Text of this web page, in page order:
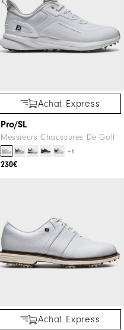
Achat Express
Pro/SL
Messieurs Chaussures De Golf
+1
230€
Achat Express